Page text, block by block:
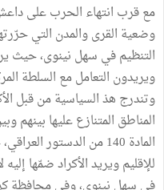
معقرب انتهاء الحربعلى
وضعية القرىوالمدن التي
التنظيمفي سهل نينوى،حيث
ويريدون التعاملمع السلطة
وتندرج هذالسياسيةمنقبل
المناطق المتنازععليها بينهم
المادة 140من الدستورالعراقي،
للإقليمويريدالأكرادضمّها إليه